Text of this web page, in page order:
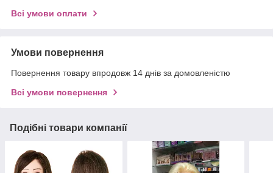
Всі умови оплати
Умови повернення
Повернення товару впродовж 14 днів за домовленістю
Всі умови повернення
Подібні товари компанії